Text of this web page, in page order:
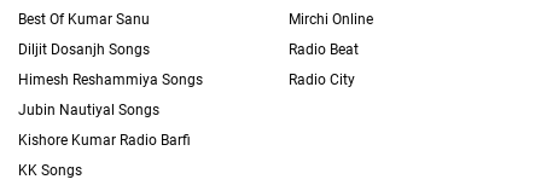
Best Of Kumar Sanu
Diljit Dosanjh Songs
Himesh Reshammiya Songs
Jubin Nautiyal Songs
Kishore Kumar Radio Barfi
KK Songs
Mirchi Online
Radio Beat
Radio City